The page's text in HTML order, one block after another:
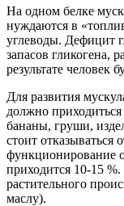
На одном белке
нуждаются в
углеводы. Дефицит
запасов гликогена,
результате человек
Для развития
должно
бананы, груши,
стоит
функционирование
приходится 10-15
растительного
маслу).